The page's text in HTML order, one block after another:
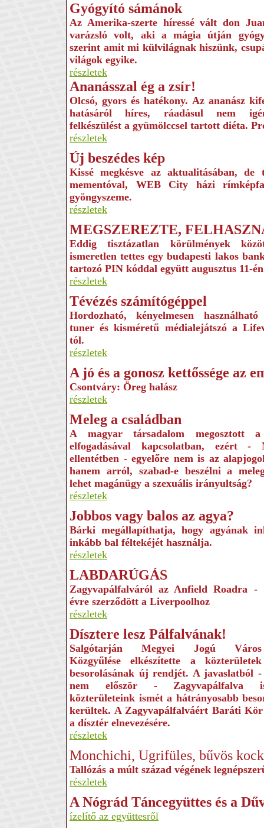
Gyógyító sámánok
Az Amerika-szerte híressé vált don
varázsló volt, aki a mágia útján
szerint amit mi külvilágnak hiszünk,
világok egyike.
részletek
Ananásszal ég a zsír!
Olcsó, gyors és hatékony. Az ananász
hatásáról híres, ráadásul nem
felkészülést a gyümölccsel tartott diéta.
részletek
Új beszédes kép
Kissé megkésve az aktualitásában, de
mementóval, WEB City házi
gyöngyszeme.
részletek
MEGSZEREZTE,
Eddig tisztázatlan körülmények
ismeretlen tettes egy budapesti lakos
tartozó PIN kóddal együtt augusztus 11-
részletek
Tévézés számítógéppel
Hordozható, kényelmesen
tuner és kisméretű médialejátszó a
tól.
részletek
A jó és a gonosz kettőssége az
Csontváry: Öreg halász
részletek
Meleg a családban
A magyar társadalom megosztott a
elfogadásával kapcsolatban, ezért -
ellentétben - egyelőre nem is az
hanem arról, szabad-e beszélni a
lehet magánügy a szexuális irányultság?
részletek
Jobbos vagy balos az agya?
Bárki megállapíthatja, hogy agyának
inkább bal féltekéjét használja.
részletek
LABDARÚGÁS
Zagyvapálfalváról az Anfield Roadra -
évre szerződött a Liverpoolhoz
részletek
Dísztere lesz Pálfalvának!
Salgótarján Megyei Jogú Város
Közgyűlése elkészítette a közterületek
besorolásának új rend­jét. A javaslatból -
nem először - Zagyvapálfalva
közterületeink ismét a hátrányosabb
kerültek. A Zagyvapálfalváért Baráti
a dísztér elnevezésére.
részletek
Monchichi, Ugrifüles, bűvös
Tallózás a múlt század végének
részletek
A Nógrád Táncegyüttes és a
ízelítő az együttesről